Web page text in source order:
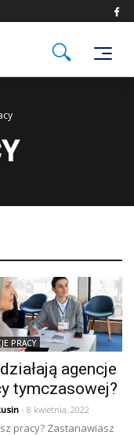
PRACY
agencje
tymczasowej?
- 8 kwietnia, 2022
pracy? Zastanawiasz